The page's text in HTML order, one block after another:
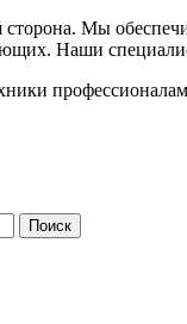
Мы
Наши